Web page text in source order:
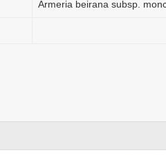
Armeria beirana subsp.